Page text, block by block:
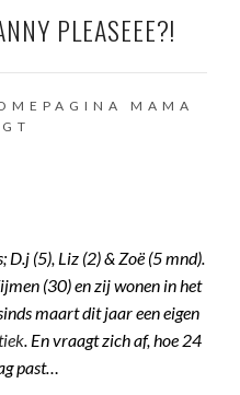
PLEASEEE?!
MAMA
(5), Liz (2) & Zoë (5 mnd).
(30) en zij wonen in het
maart dit jaar een eigen
. En vraagt zich af, hoe 24
past…